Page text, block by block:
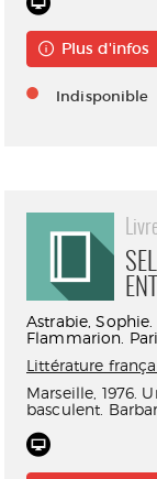
Plus d'infos
Indisponible
Astrabie,
Flammarion.
Littérature
Marseille, 1976.
basculent.